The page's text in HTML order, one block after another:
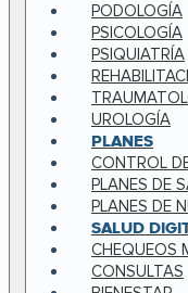
PODOLOGÍA
PSICOLOGÍA
PSIQUIATRÍA
UROLOGÍA
PLANES
CONTROL
PLANES DE
PLANES DE
SALUD
CHEQUEOS
CONSULTAS